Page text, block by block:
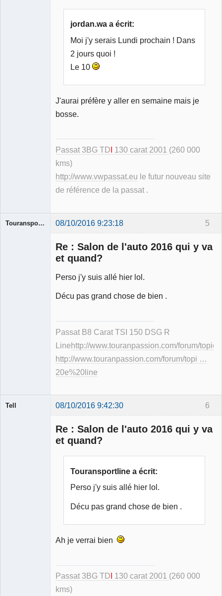
jordan.wa a écrit:
Moi j'y serais Lundi prochain ! Dans
2 jours quoi !
Le 10
J'aurai préfère y aller en semaine mais je
bosse.
Passat 3BG TD 130 carat 2001 (260 000
kms)
http://www.vwpassat.eu le futur nouveau site
de référence de la passat .
5
Touransportline 08/10/2016 9:23:18
Re : Salon de l'auto 2016 qui y va
et quand?
Perso j'y suis allé hier lol.
Décu pas grand chose de bien .
Passat B8 Carat TSI 150 DSG R
Linehttp://www.touranpassion.com/forum/
http://www.touranpassion.com/forum/topi …
20e%20line
6
Tell 08/10/2016 9:42:30
Re : Salon de l'auto 2016 qui y va
et quand?
Touransportline a écrit:
Perso j'y suis allé hier lol.
Décu pas grand chose de bien .
Ah je verrai bien
Passat 3BG TD 130 carat 2001 (260 000
kms)